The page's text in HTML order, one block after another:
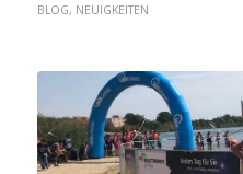
BLOG, NEUIGKEITEN